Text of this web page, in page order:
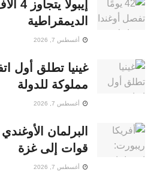
الديمقراطية
أغسطس 7, 2026
غينيا تطلق أول
مملوكة للدولة
أغسطس 7, 2026
البرلمان
قوات إلى غزة
أغسطس 7, 2026